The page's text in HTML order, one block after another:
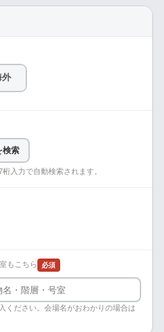
外
検索
入力で自動検索されます。
もこちら 必須
ください。会場名がおわかりの場合は